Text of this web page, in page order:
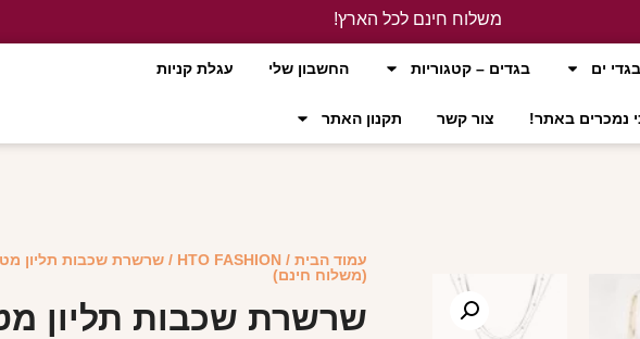
משלוח חינם לכל הארץ!
בגדי ים בגדים – קטגוריות החשבון שלי עגלת קניות
נמכרים באתר! צור קשר תקנון האתר
עמוד הבית /
HTO FASHION
(משלוח חינם)